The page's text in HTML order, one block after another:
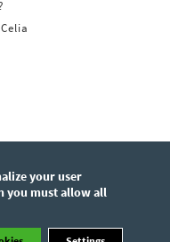
your user
you must allow all